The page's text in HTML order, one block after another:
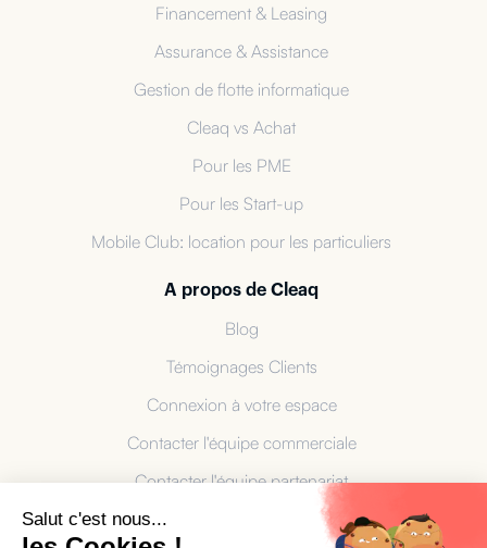
Salut c'est nous...
Financement & Leasing
Assurance & Assistance
Gestion de flotte informatique
Cleaq vs Achat
Pour les PME
Pour les Start-up
Mobile Club: location pour les particuliers
A propos de Cleaq
Blog
Témoignages Clients
Connexion à votre espace
Contacter l'équipe commerciale
Contacter l'équipe partenariat
À propos du Label NR